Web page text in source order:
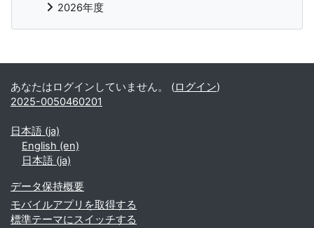
2026年度
補助ブロック
あなたはログインしていません。 (ログイン)
2025-0050460201
日本語 ‎(ja)‎
English ‎(en)‎
日本語 ‎(ja)‎
データ保持概要
モバイルアプリを取得する
標準テーマにスイッチする